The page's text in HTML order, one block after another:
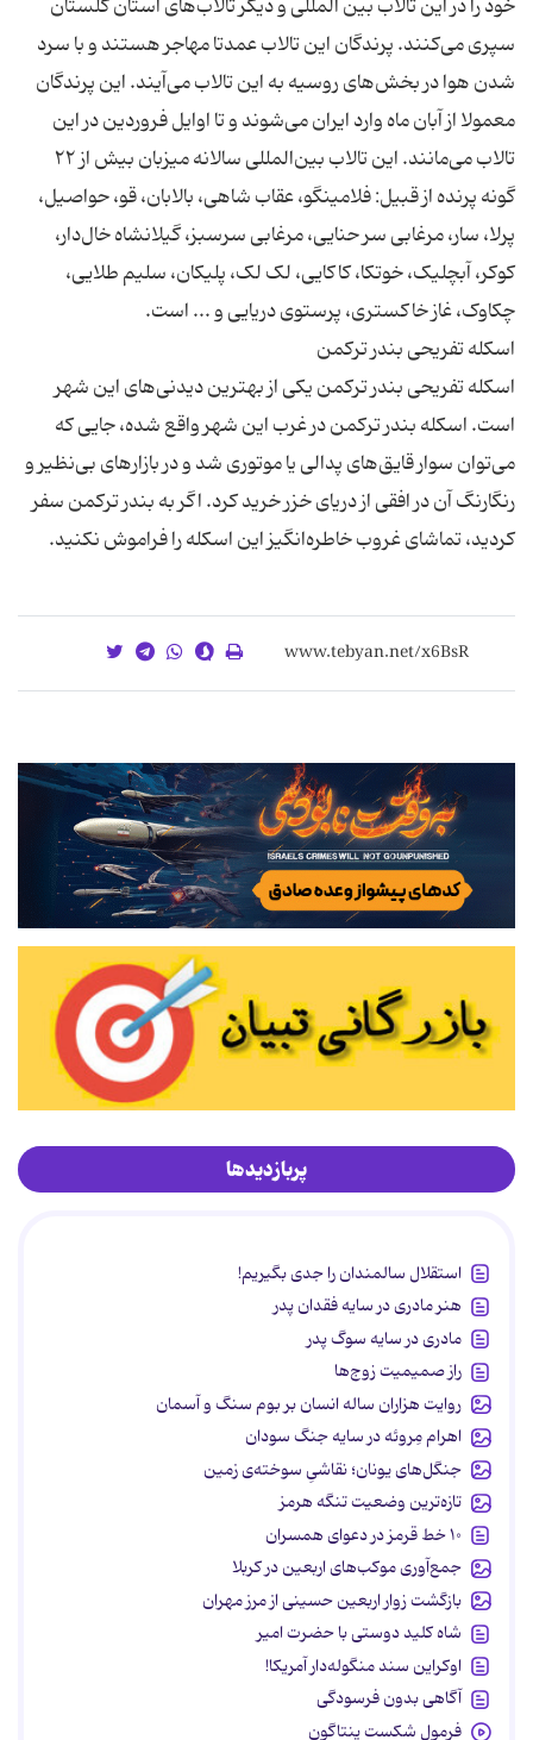
خود را در این تالاب بین المللی و دیگر تالاب‌های استان گلستان
سپری می‌کنند. پرندگان این تالاب عمدتا مهاجر هستند و با سرد
شدن هوا در بخش‌های روسیه به این تالاب می‌آیند. این پرندگان
معمولا از آبان ماه وارد ایران می‌شوند و تا اوایل فروردین در این
تالاب می‌مانند. این تالاب بین‌المللی سالانه میزبان بیش از ۲۲
گونه پرنده از قبیل: فلامینگو، عقاب شاهی، بالابان، قو، حواصیل،
پرلا، سار، مرغابی سر حنایی، مرغابی سرسبز، گیلانشاه خال‌دار،
کوکر، آبچلیک، خوتکا، کاکایی، لک لک، پلیکان، سلیم طلایی،
اسکله تفریحی بندر ترکمن یکی از بهترین دیدنی‌های این شهر
است. اسکله بندر ترکمن در غرب این شهر واقع شده، جایی که
می‌توان سوار قایق‌های پدالی یا موتوری شد و در بازارهای بی‌نظیر و
رنگارنگ آن در افقی از دریای خزر خرید کرد. اگر به بندر ترکمن سفر
کردید، تماشای غروب خاطره‌انگیز این اسکله را فراموش نکنید.
پربازدیدها
استقلال سالمندان را جدی بگیریم!
هنر مادری در سایه‌ فقدان پدر
مادری در سایه سوگ پدر
راز صمیمیت زوج‌ها
روایت هزاران ساله انسان بر بوم سنگ و آسمان
اهرام مِروئه در سایه جنگ سودان
جنگل‌های یونان؛ نقاشیِ سوخته‌ی زمین
تازه‌ترین وضعیت تنگه هرمز
۱۰ خط قرمز در دعوای همسران
جمع‌آوری موکب‌های اربعین در کربلا
بازگشت زوار اربعین حسینی از مرز مهران
شاه کلید دوستی با حضرت امیر
اوکراین سند منگوله‌دار آمریکا!
آگاهی بدون فرسودگی
فرمول شکست پنتاگون